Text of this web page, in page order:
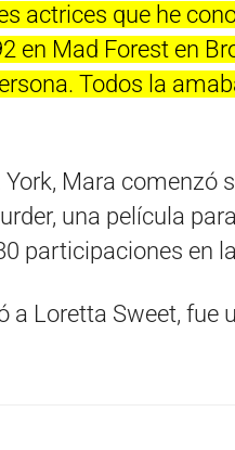
actrices que he
en Mad Forest en
Todos la
Mara comenzó
una película
participaciones en
a Loretta Sweet, fue